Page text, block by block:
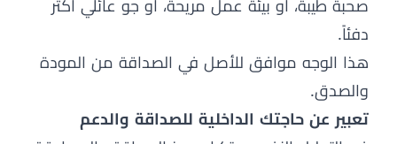
دفئاً.
هذا الوجه موافق للأصل في الصداقة من المودة
والصدق.
تعبير عن حاجتك الداخلية للصداقة والدعم